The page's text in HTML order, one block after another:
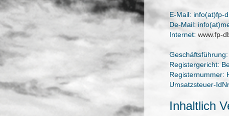
E-Mail: info(at)fp-
De-Mail:
Internet: www.fp-
Registergericht:
Registernummer:
Umsatzsteuer-
Inhaltlich